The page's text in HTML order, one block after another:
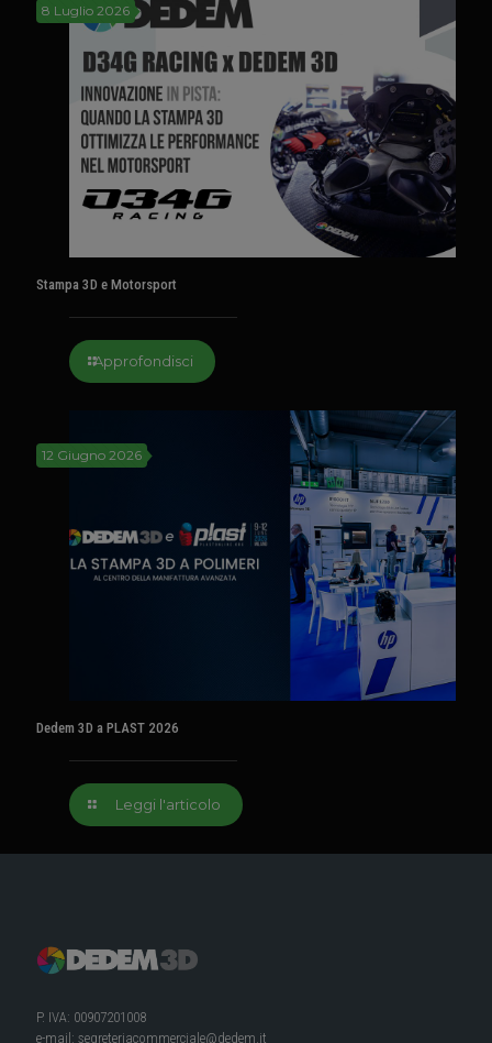
8 Luglio 2026
Stampa 3D e Motorsport
Approfondisci
12 Giugno 2026
Dedem 3D a PLAST 2026
Leggi l'articolo
P. IVA: 00907201008
e-mail: segreteriacommerciale@dedem.it